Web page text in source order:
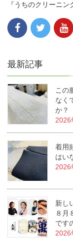
『うちのクリーニン
最新記事
この
なく
か？
2026
着用
はい
2026
新し
８月
です
2026